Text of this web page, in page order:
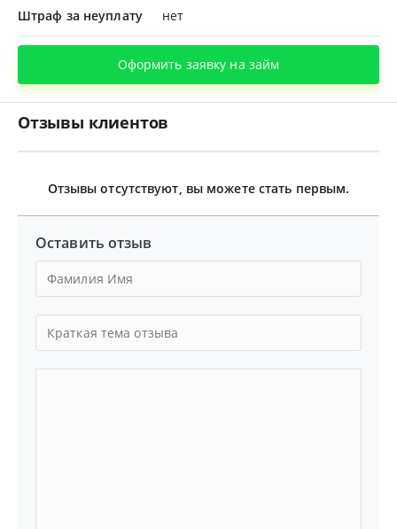
Штраф за неуплату нет
Оформить заявку на займ
Отзывы клиентов
Отзывы отсутствуют, вы можете стать первым.
Оставить отзыв